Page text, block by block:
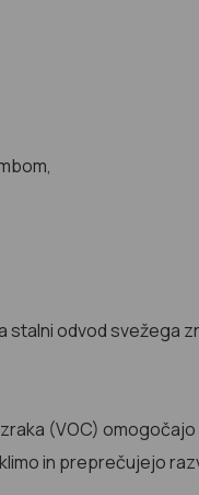
odvod svežega
(VOC)
in preprečujejo